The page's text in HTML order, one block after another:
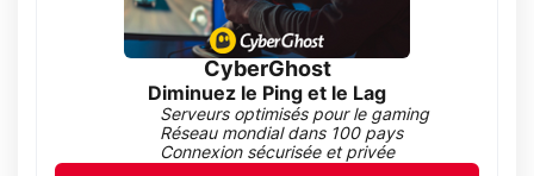
CyberGhost
Diminuez le Ping et le Lag
Serveurs optimisés pour le gaming
Réseau mondial dans 100 pays
Connexion sécurisée et privée